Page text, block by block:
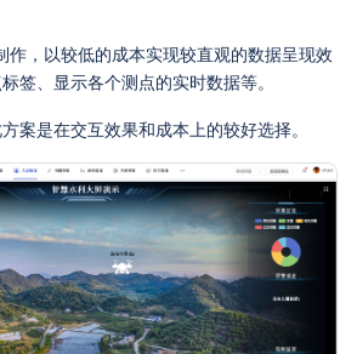
，以较低的成本实现较直观的数据呈现效
签、显示各个测点的实时数据等。
案是在交互效果和成本上的较好选择。